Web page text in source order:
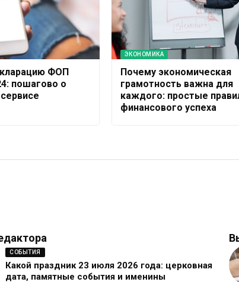
ФОП
пошагово о
ЭКОНОМИКА
Почему экономическая
грамотность важна для
каждого: простые
финансового успеха
СОБЫТИЯ
Какой праздник 23 июля 2026 года: церковная
дата, памятные события и именины